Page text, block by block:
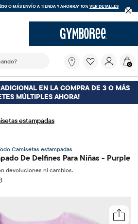
O MÁSENVÍO A TIENDA Y AHORRA* 10%VER DETALLES
campo de búsqueda filtra las
buscando?
0
EN LA COMPRA DE 3 O MÁS
MÚLTIPLES AHORA!
estampadas
Camisetas estampadas
De Delfines Para Niñas - Purple
devoluciones ni cambios.